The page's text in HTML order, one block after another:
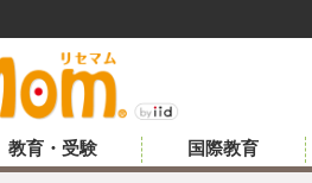
教育・受験 国際教育